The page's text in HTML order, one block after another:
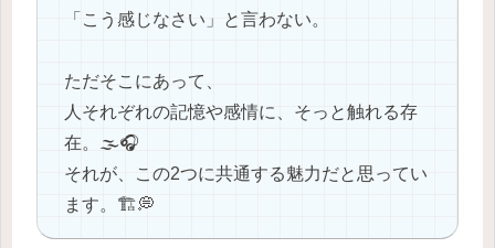
「こう感じなさい」と言わない。
ただそこにあって、
人それぞれの記憶や感情に、そっと触れる存
在。🌫️🎧
それが、この2つに共通する魅力だと思ってい
ます。🏗💭